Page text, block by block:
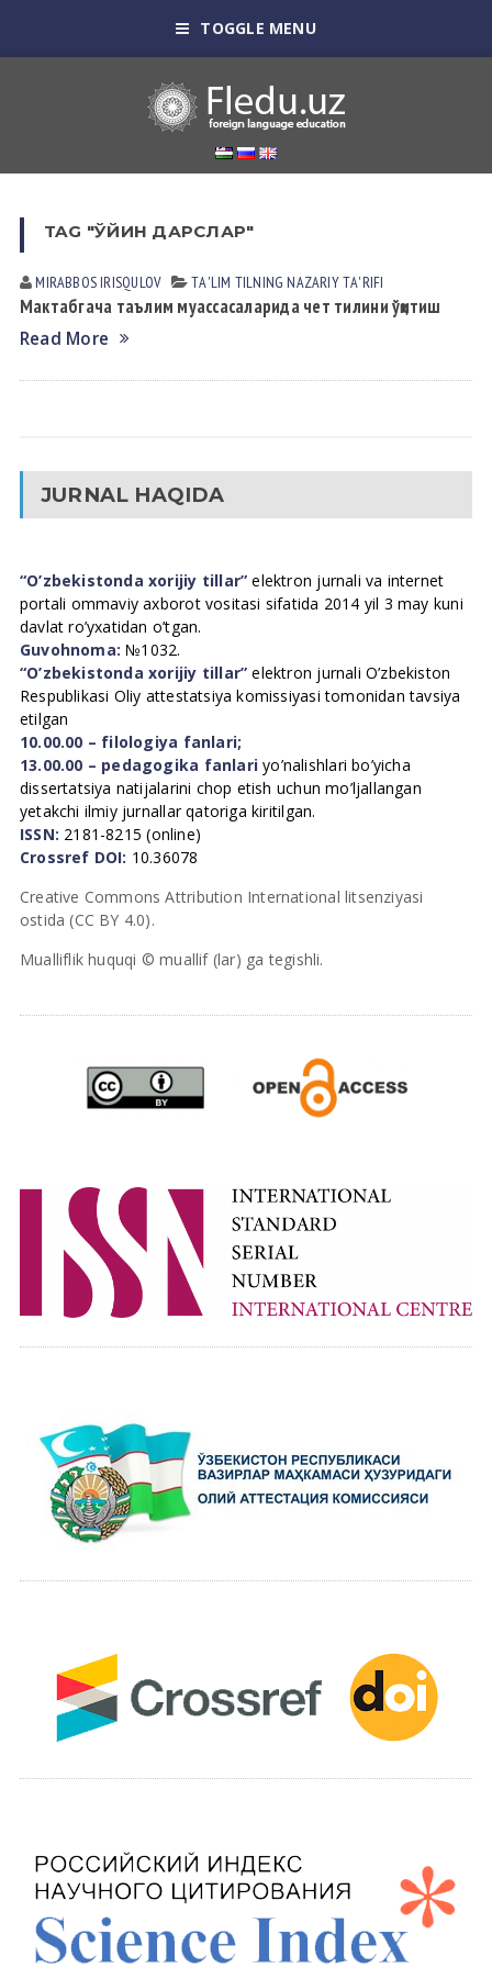
TOGGLE MENU
TAG "ЎЙИН ДАРСЛАР"
MIRABBOS IRISQULOV TА'LIM TILNING NАZАRIY TА'RIFI
Мактабгача таълим муассасаларида чет тилини ўқитиш
Read More
JURNAL HAQIDA
“O’zbekistonda xorijiy tillar” elektron jurnali va internet
portali ommaviy axborot vositasi sifatida 2014 yil 3 may kuni
davlat ro’yxatidan o’tgan.
Guvohnoma: №1032.
“O’zbekistonda xorijiy tillar” elektron jurnali O’zbekiston
Respublikasi Oliy attestatsiya komissiyasi tomonidan tavsiya
etilgan
10.00.00 – filologiya fanlari;
13.00.00 – pedagogika fanlari yo’nalishlari bo’yicha
dissertatsiya natijalarini chop etish uchun mo’ljallangan
yetakchi ilmiy jurnallar qatoriga kiritilgan.
ISSN: 2181-8215 (online)
Crossref DOI: 10.36078
Creative Commons Attribution International litsenziyasi
ostida (CC BY 4.0).
Mualliflik huquqi © muallif (lar) ga tegishli.